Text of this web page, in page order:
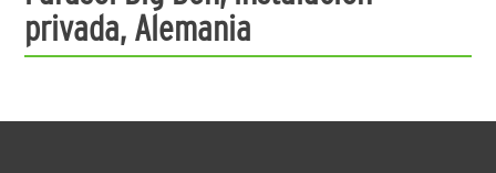
privada, Alemania